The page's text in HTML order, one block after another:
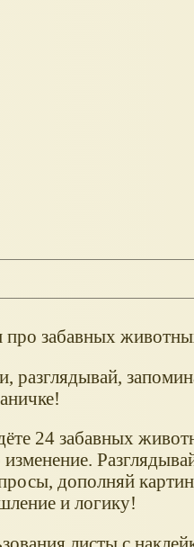
забавных
разглядывай,
24 забавных
дополняй
и логику!